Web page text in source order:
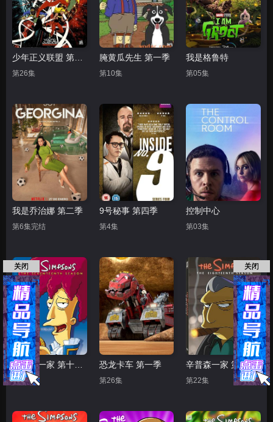
第26集
腌黄瓜先生 第一季
第10集
我是格鲁特
第05集
我是乔治娜 第二季
第6集完结
9号秘事 第四季
第4集
控制中心
第03集
第22集
恐龙卡车 第一季
第26集
辛普森一家 第十八季
第22集
关闭 关闭